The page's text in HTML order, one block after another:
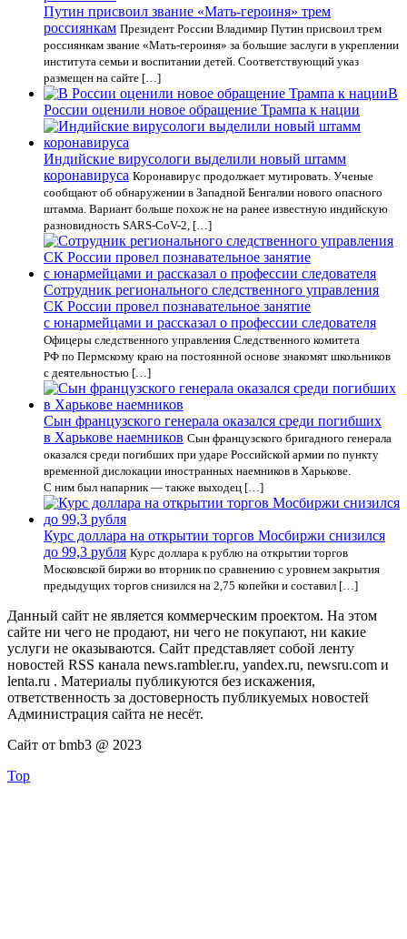
Путин присвоил звание «Мать-героиня» трем
россиянкам Президент России Владимир Путин присвоил трем
россиянкам звание «Мать-героиня» за большие заслуги в укреплении
института семьи и воспитании детей. Соответствующий указ
размещен на сайте […]
В
России оценили новое обращение Трампа к нации
Индийские вирусологи выделили новый штамм
коронавируса Коронавирус продолжает мутировать. Ученые
сообщают об обнаружении в Западной Бенгалии нового опасного
штамма. Вариант больше похож не на ранее известную индийскую
разновидность SARS-CoV-2, […]
Сотрудник регионального следственного управления
СК России провел познавательное занятие
с юнармейцами и рассказал о профессии следователя
Офицеры следственного управления Следственного комитета
РФ по Пермскому краю на постоянной основе знакомят школьников
с деятельностью […]
Сын французского генерала оказался среди погибших
в Харькове наемников Сын французского бригадного генерала
оказался среди погибших при ударе Российской армии по пункту
временной дислокации иностранных наемников в Харькове.
С ним был напарник — также выходец […]
Курс доллара на открытии торгов Мосбиржи снизился
до 99,3 рубля Курс доллара к рублю на открытии торгов
Московской биржи во вторник по сравнению с уровнем закрытия
предыдущих торгов снизился на 2,75 копейки и составил […]
Данный сайт не является коммерческим проектом. На этом
сайте ни чего не продают, ни чего не покупают, ни какие
услуги не оказываются. Сайт представляет собой ленту
новостей RSS канала news.rambler.ru, yandex.ru, newsru.com и
lenta.ru . Материалы публикуются без искажения,
ответственность за достоверность публикуемых новостей
Администрация сайта не несёт.
Сайт от bmb3 @ 2023
Top